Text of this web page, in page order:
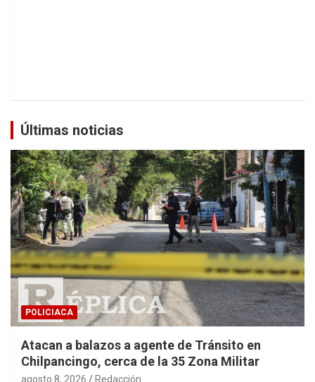
Últimas noticias
POLICIACA
Atacan a balazos a agente de Tránsito en
Chilpancingo, cerca de la 35 Zona Militar
agosto 8, 2026 Redacción